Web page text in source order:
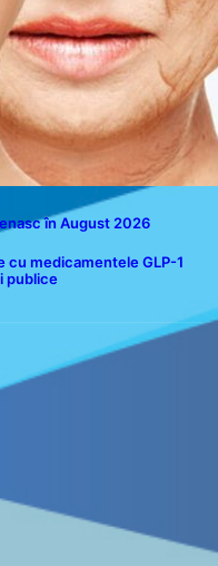
în August 2026
cu medicamentele GLP-1
publice